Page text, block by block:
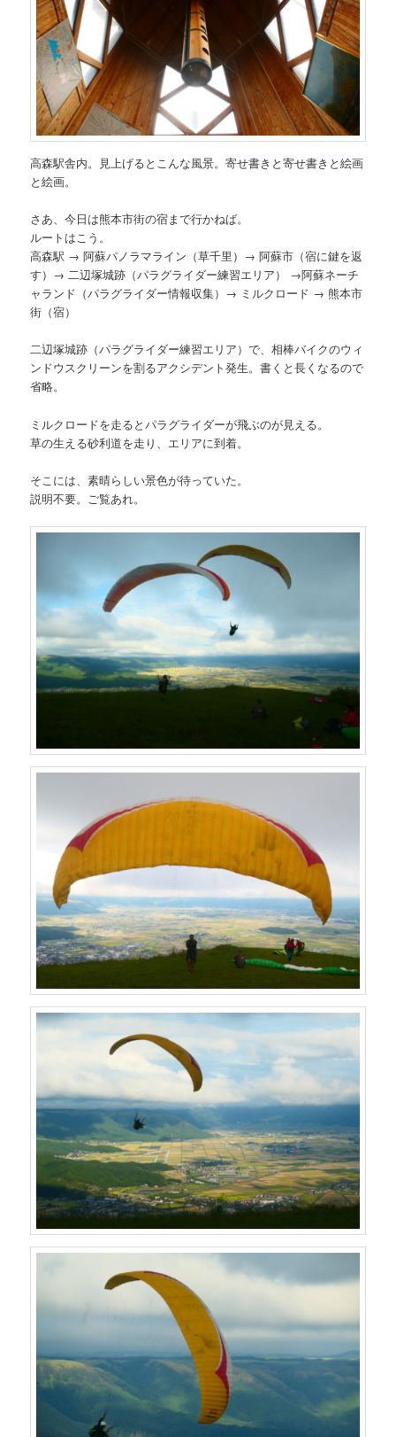
高森駅舎内。見上げるとこんな風景。寄せ書きと寄せ書きと絵画
と絵画。
さあ、今日は熊本市街の宿まで行かねば。
ルートはこう。
高森駅 → 阿蘇パノラマライン（草千里）→ 阿蘇市（宿に鍵を返
す）→ 二辺塚城跡（パラグライダー練習エリア） →阿蘇ネーチ
ャランド（パラグライダー情報収集）→ ミルクロード → 熊本市
街（宿）
二辺塚城跡（パラグライダー練習エリア）で、相棒バイクのウィ
ンドウスクリーンを割るアクシデント発生。書くと長くなるので
省略。
ミルクロードを走るとパラグライダーが飛ぶのが見える。
草の生える砂利道を走り、エリアに到着。
そこには、素晴らしい景色が待っていた。
説明不要。ご覧あれ。